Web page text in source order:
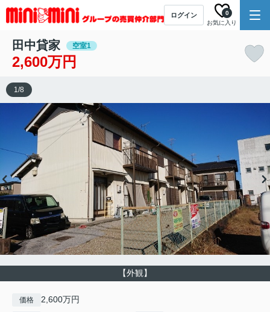
ログイン
お気に入り
0
田中貸家 空室1
2,600万円
【外観】
1/8
価格 2,600万円